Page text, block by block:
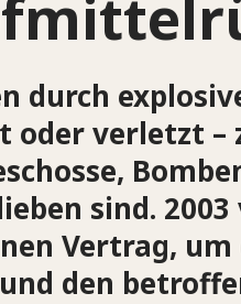
durch
verletzt –
sind.
Vertrag, um
den